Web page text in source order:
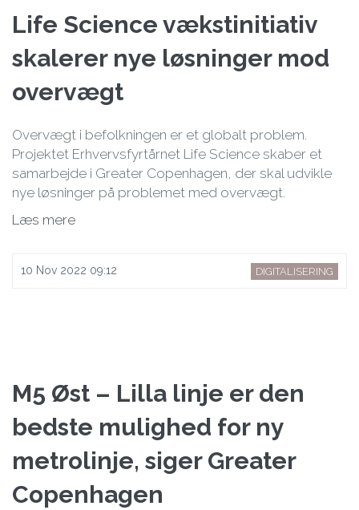
Life Science vækstinitiativ
skalerer nye løsninger mod
overvægt
Overvægt i befolkningen er et globalt problem.
Projektet Erhvervsfyrtårnet Life Science skaber et
samarbejde i Greater Copenhagen, der skal udvikle
nye løsninger på problemet med overvægt.
Læs mere
10 Nov 2022 09:12 DIGITALISERING
M5 Øst – Lilla linje er den
bedste mulighed for ny
metrolinje, siger Greater
Copenhagen